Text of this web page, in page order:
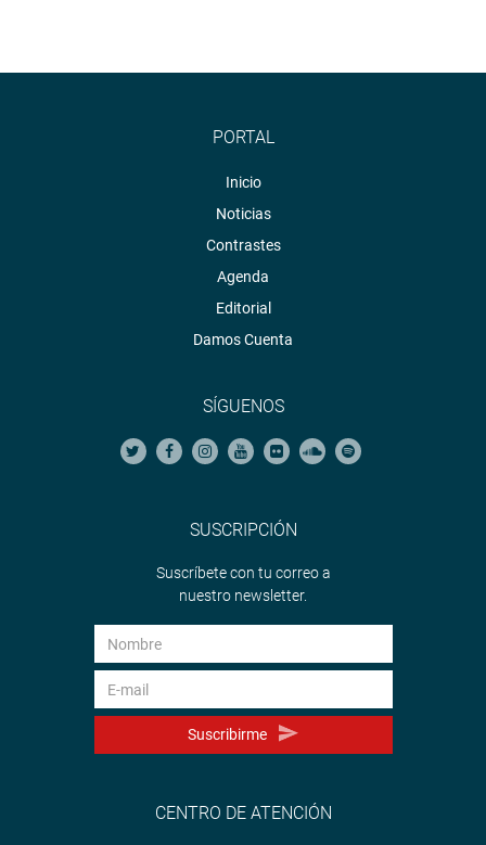
PORTAL
Inicio
Noticias
Contrastes
Agenda
Editorial
Damos Cuenta
SÍGUENOS
SUSCRIPCIÓN
Suscríbete con tu correo a
nuestro newsletter.
Suscribirme
CENTRO DE ATENCIÓN